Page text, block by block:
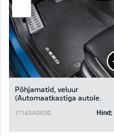
Põhjamatid, veluur
(Automaatkastiga autole.
J7143ADE00 Hind: